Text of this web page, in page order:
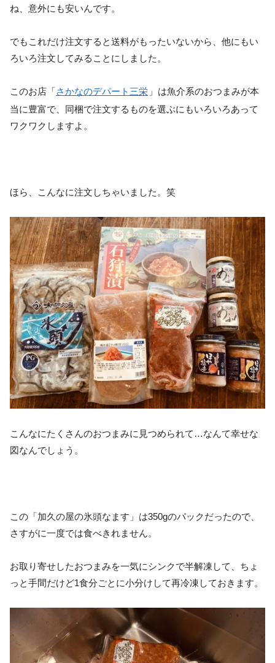
ね、意外にも安いんです。
でもこれだけ注文すると送料がもったいないから、他にもい
ろいろ注文してみることにしました。
このお店「さかなのデパート三栄 」は魚介系のおつまみが本
当に豊富で、同梱で注文するものを選ぶにもいろいろあって
ワクワクしますよ。
ほら、こんなに注文しちゃいました。笑
こんなにたくさんのおつまみに見つめられて…なんて幸せな
図なんでしょう。
この「加久の屋の氷頭なます」は350gのパックだったので、
さすがに一度では食べきれません。
お取り寄せしたおつまみを一気にシンクで半解凍して、ちょ
っと手間だけど1食分ごとに小分けして再冷凍しておきます。